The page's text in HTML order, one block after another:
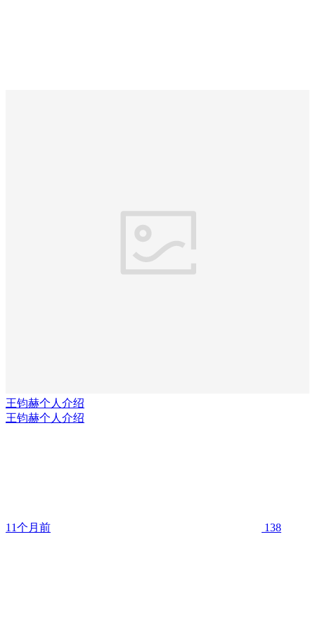
王钧赫个人介绍
王钧赫个人介绍
11个月前 138